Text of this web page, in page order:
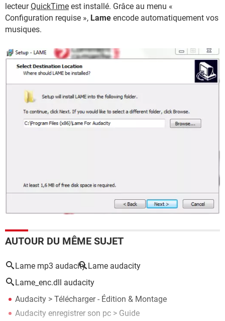
lecteurQuickTime est installé. Grâce au menu «
Configuration requise », Lame encode automatiquement vos
musiques.
AUTOUR DU MÊME SUJET
Lame mp3 audacity Lame audacity
Lame_enc.dll audacity
Audacity > Télécharger - Édition & Montage
Audacity enregistrer son pc > Guide